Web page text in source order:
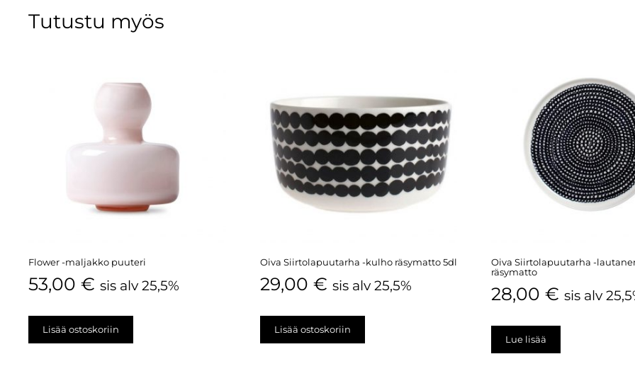
Tutustu myös
Flower -maljakko puuteri
53,00 € sis alv 25,5%
Lisää ostoskoriin
Oiva Siirtolapuutarha -kulho räsymatto 5dl
29,00 € sis alv 25,5%
Lisää ostoskoriin
Oiva Siirtolapuutarha -
räsymatto
28,00€ sis alv
Lue lisää